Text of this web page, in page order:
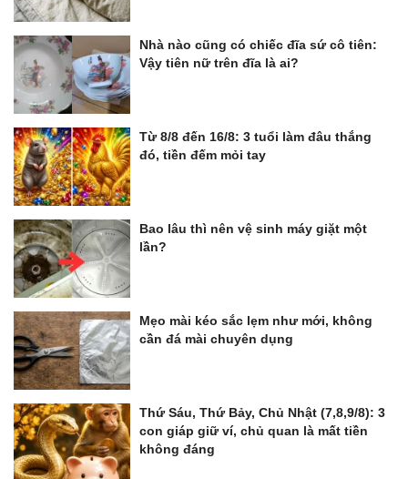
Nhà nào cũng có chiếc đĩa sứ cô tiên:
Vậy tiên nữ trên đĩa là ai?
Từ 8/8 đến 16/8: 3 tuổi làm đâu thắng
đó, tiền đếm mỏi tay
Bao lâu thì nên vệ sinh máy giặt một
lần?
Mẹo mài kéo sắc lẹm như mới, không
cần đá mài chuyên dụng
Thứ Sáu, Thứ Bảy, Chủ Nhật (7,8,9/8): 3
con giáp giữ ví, chủ quan là mất tiền
không đáng